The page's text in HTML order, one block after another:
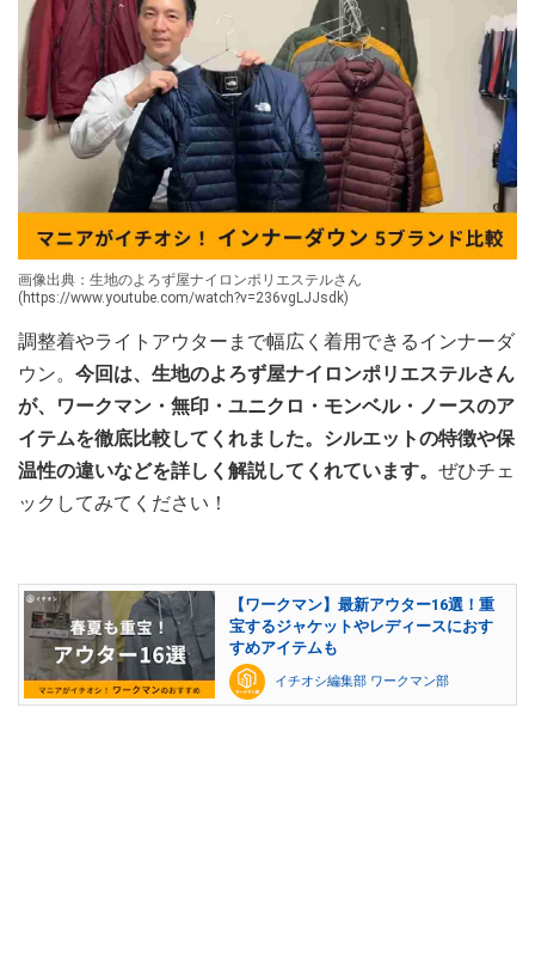
画像出典：生地のよろず屋ナイロンポリエステルさん
(https://www.youtube.com/watch?v=236vgLJJsdk)
調整着やライトアウターまで幅広く着用できるインナーダ
ウン。 今回は、生地のよろず屋ナイロンポリエステルさん
が、ワークマン・無印・ユニクロ・モンベル・ノースのア
イテムを徹底比較してくれました。シルエットの特徴や保
温性の違いなどを詳しく解説してくれています。 ぜひチェ
ックしてみてください！
【ワークマン】最新アウター16選！重
宝するジャケットやレディースにおす
すめアイテムも
イチオシ編集部 ワークマン部